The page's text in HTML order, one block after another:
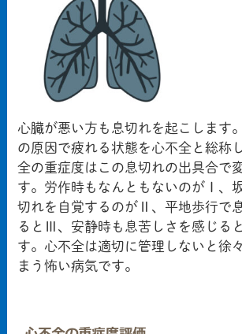
心臓が悪い方も息切れを起こします
の原因で疲れる状態を心不全と総称
全の重症度はこの息切れの出具合で
す。労作時もなんともないのがⅠ、
切れを自覚するのがⅡ、平地歩行で
るとⅢ、安静時も息苦しさを感じる
す。心不全は適切に管理しないと徐
まう怖い病気です。